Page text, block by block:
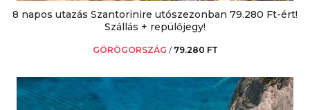
8 napos utazás Szantorinire utószezonban 79.280 Ft-ért!
Szállás + repülőjegy!
GÖRÖGORSZÁG / 79.280 FT